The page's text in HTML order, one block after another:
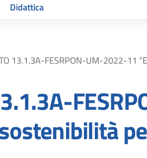
Didattica
13.1.3A-FESRPON-UM-2022-11